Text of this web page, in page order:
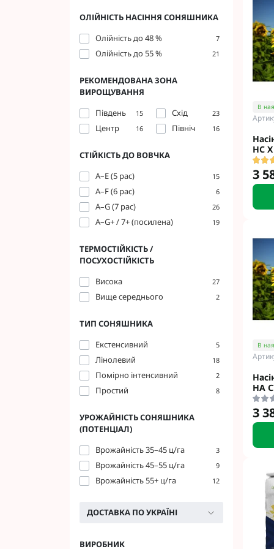
Фунгіциди Для
Фунгіциди для
Фунгіциди Для
Фунгіциди Для
Фунгіциди для
Фунгіциди для
Фунгіциди Для
Фунгіциди Для
Фунгіциди Для
Фунгіциди Для
Контактні
Системні
Фунгіциди АХТ
Фунгіциди
Фунгіциди
Фунгіциди
Фунгіциди
Фунгіциди BASF
Фунгіциди
Фунгіциди FMC
Фунгіциди
Фунгіциди
ОЛІЙНІСТЬ НАСІННЯ СОНЯШНИКА
Олійність до 48 %
7
Олійність до 55 % 21
РЕКОМЕНДОВАНА ЗОНА
ВИРОЩУВАННЯ
Південь
15 Схід 23
Центр 16 Північ 16
СТІЙКІСТЬ ДО ВОВЧКА
A–E (5 рас)
15
A–F (6 рас) 6
A–G (7 рас) 26
A–G+ / 7+ (посилена) 19
ТЕРМОСТІЙКІСТЬ /
ПОСУХОСТІЙКІСТЬ
Висока
27
Вище середнього 2
ТИП СОНЯШНИКА
Екстенсивний
5
Лінолевий 18
Помірно інтенсивний 2
Простий 8
УРОЖАЙНІСТЬ СОНЯШНИКА
(ПОТЕНЦІАЛ)
Врожайність 35–45 ц/га
3
Врожайність 45–55 ц/га 9
Врожайність 55+ ц/га 12
ДОСТАВКА ПО УКРАЇНІ
ВИРОБНИК
В
НС Х
3
В
НА
3